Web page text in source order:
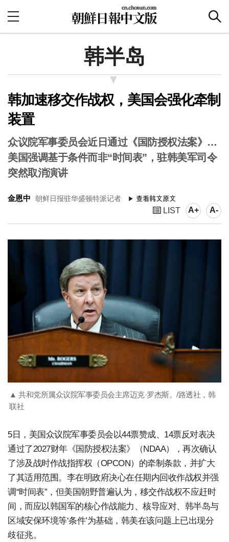
韩半岛
韩加速移交作战权，美国会强化牵制
装置
众议院军事委员会近日通过《国防授权法案》…
美国强调基于条件而非“时间表”，驻韩美军司令
突然取消演讲
金恩中 朝鲜日报驻华盛顿特派记者
LIST A+ A-
▲ 共和党所属众议院军事委员会主席迈克·罗杰斯。/路透社，韩
联社
5日，美国众议院军事委员会以44票赞成、14票反对表决
通过了2027财年《国防授权法案》（NDAA），再次确认
了涉及战时作战指挥权（OPCON）的牵制条款，并扩大
了其适用范围。李在明政府决心在任期内回收作战权并强
调“时间表”，但美国朝野普遍认为，移交作战权不应赶时
间，而应以韩国军的核心作战能力、核导应对、韩半岛与
区域安保环境等‘条件’为基础，韩美在该问题上已出现分
歧征兆。